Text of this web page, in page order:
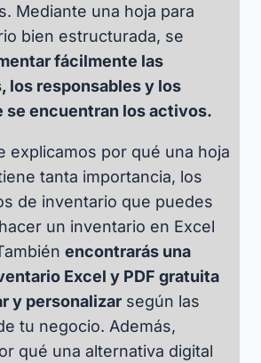
Mediante una hoja para
bien estructurada, se
fácilmente las
los responsables y los
se encuentran los activos.
explicamos por qué una hoja
tanta importancia, los
de inventario que puedes
un inventario en Excel
encontrarás una
Excel y PDF gratuita
y personalizar según las
tu negocio. Además,
qué una alternativa digital